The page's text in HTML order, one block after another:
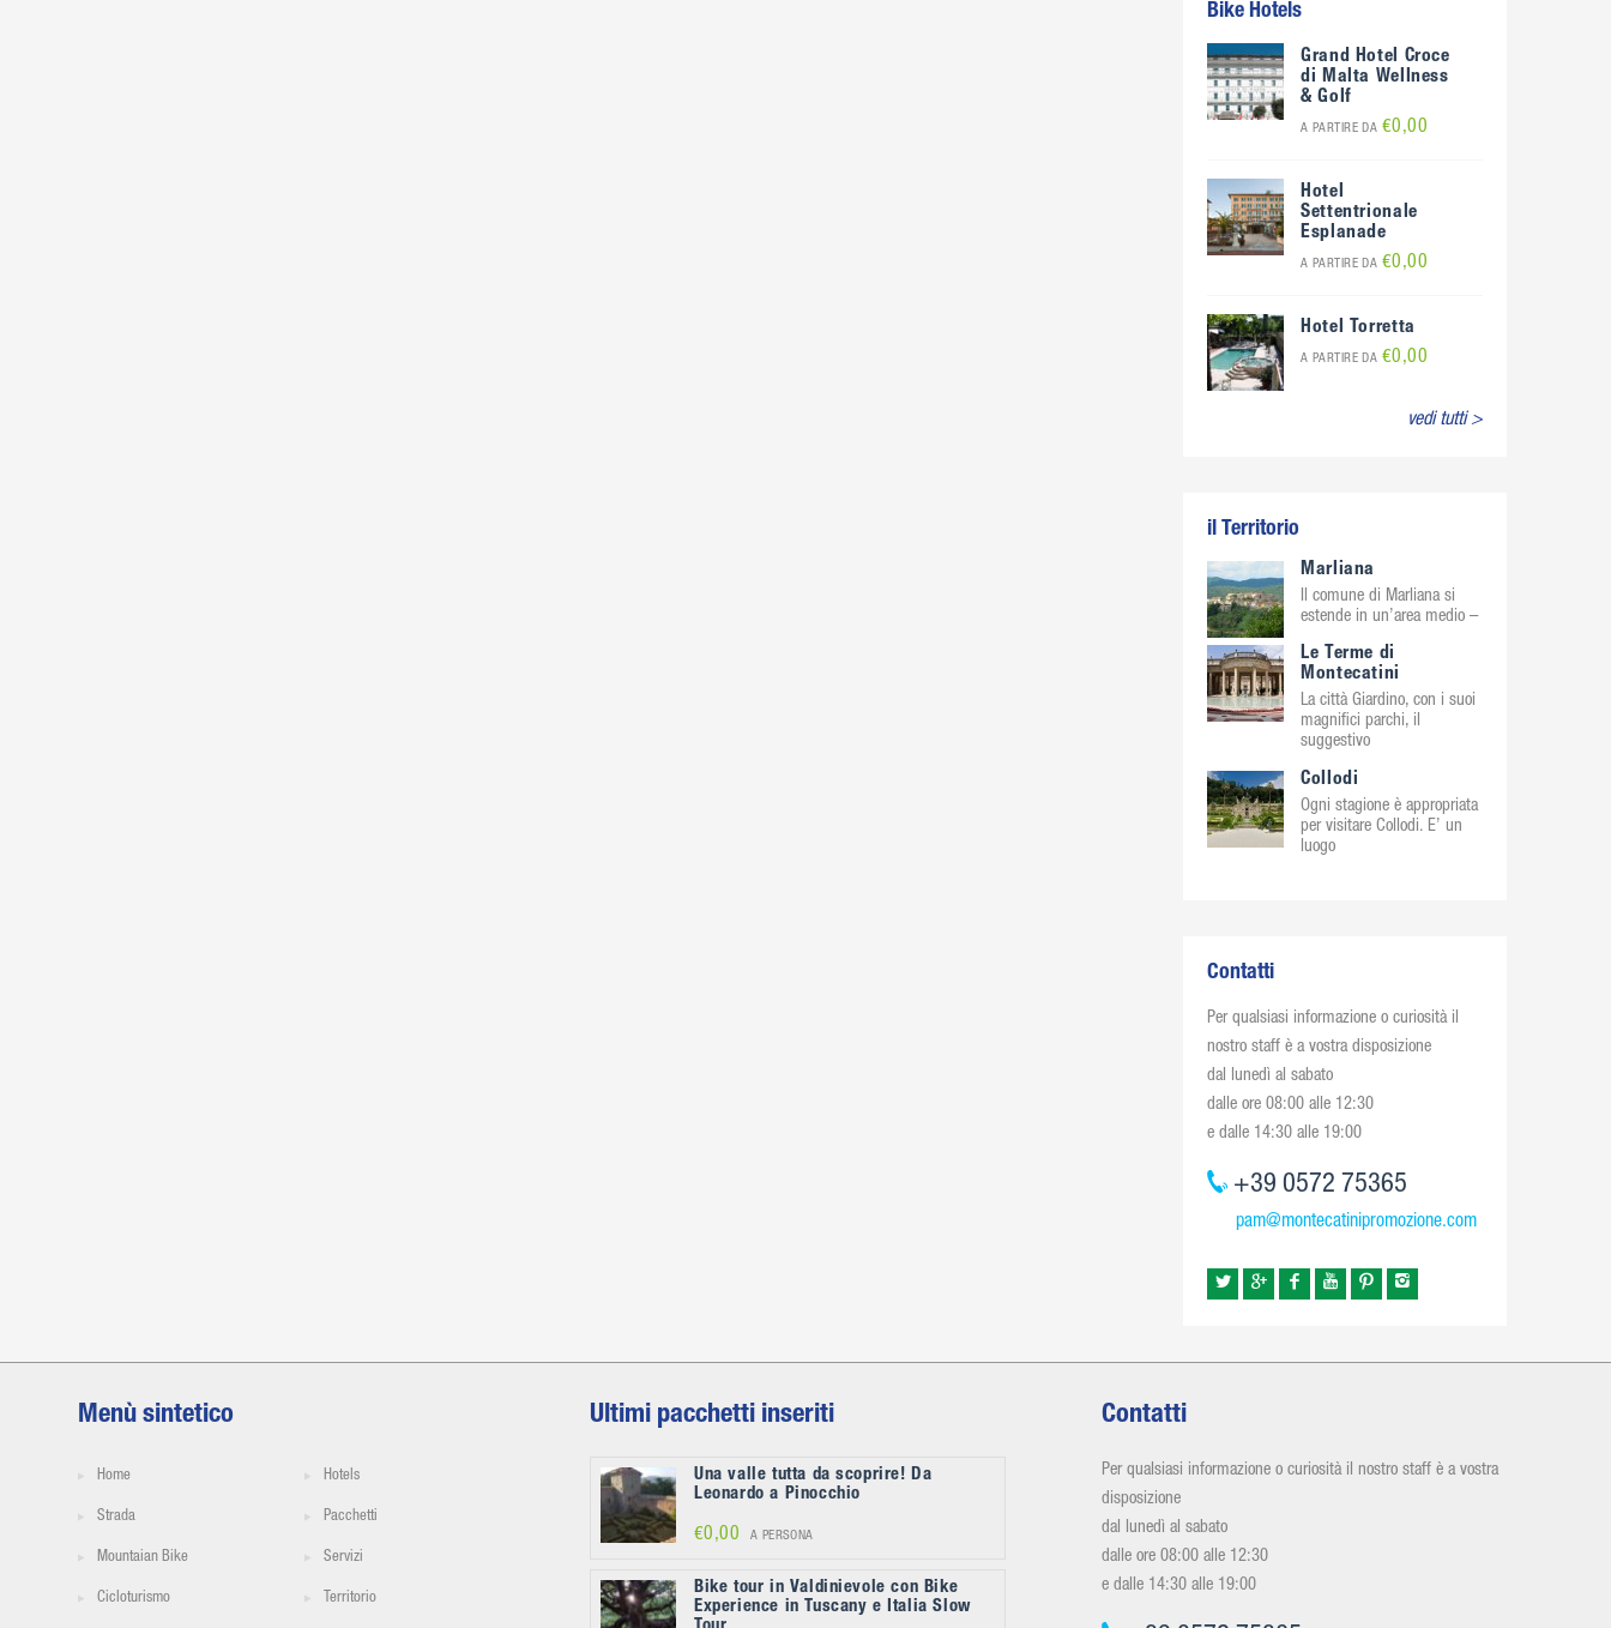
Bike Hotels
Grand Hotel Croce
di Malta Wellness
& Golf
A PARTIRE DA €0,00
Hotel
Settentrionale
Esplanade
A PARTIRE DA €0,00
Hotel Torretta
A PARTIRE DA €0,00
vedi tutti >
il Territorio
Marliana
Il comune di Marliana si
estende in un’area medio –
Le Terme di
Montecatini
La città Giardino, con i suoi
magnifici parchi, il
suggestivo
Collodi
Ogni stagione è appropriata
per visitare Collodi. E’ un
luogo
Contatti
Per qualsiasi informazione o curiosità il
nostro staff è a vostra disposizione
dal lunedì al sabato
dalle ore 08:00 alle 12:30
e dalle 14:30 alle 19:00
+39 0572 75365
pam@montecatinipromozione.com
Menù sintetico
Home Hotels
Strada Pacchetti
Mountaian Bike Servizi
Cicloturismo Territorio
Ultimi pacchetti inseriti
Una valle tutta da scoprire! Da
Leonardo a Pinocchio
€0,00 A PERSONA
Bike tour in Valdinievole con Bike
Experience in Tuscany e Italia Slow
Contatti
Per qualsiasi informazione o curiosità il nostro staff è a vostra
disposizione
dal lunedì al sabato
dalle ore 08:00 alle 12:30
e dalle 14:30 alle 19:00